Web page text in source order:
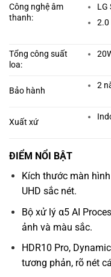
Công nghệ âm
thanh:
LG
2.0
Tổng công suất
loa:
Bảo hành
2
Xuất xứ
ĐIỂM NỔI BẬT
Kích thước màn
UHD sắc nét.
Bộ xử lý α5 AI
ảnh và màu sắc.
HDR10 Pro,
tương phản, rõ nét